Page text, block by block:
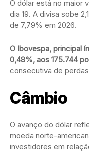
O dólar está no maior
dia 19. A divisa sobe
de 7,79% em 2026.
O Ibovespa, principal
0,48%, aos 175.744
consecutiva de
Câmbio
O avanço do dólar
moeda norte-
investidores em